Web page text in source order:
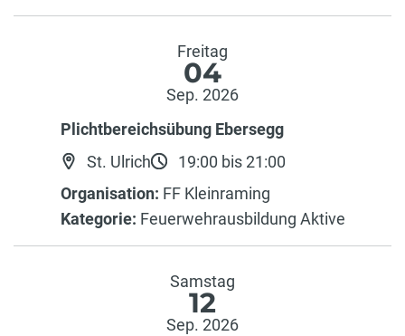
Freitag
04
Sep. 2026
Plichtbereichsübung Ebersegg
St. Ulrich
19:00 bis 21:00
Organisation: FF Kleinraming
Kategorie: Feuerwehrausbildung Aktive
Samstag
12
Sep. 2026